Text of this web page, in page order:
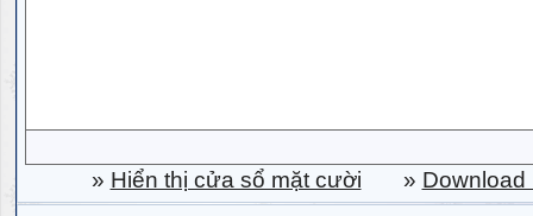
» Hiển thị cửa sổ mặt cười » Download